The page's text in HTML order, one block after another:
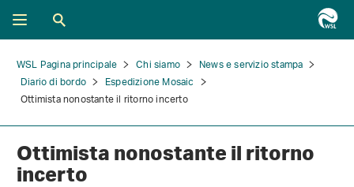
WSL Pagina principale Chi siamo
News e servizio stampa
Diario di bordo
Espedizione Mosaic
Ottimista nonostante il ritorno incerto
Ottimista nonostante il ritorno
incerto